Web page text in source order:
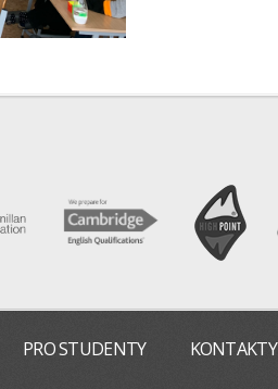
PRO STUDENTY KONTAKTY